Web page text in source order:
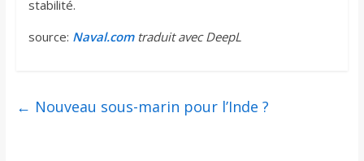
stabilité.
source: Naval.comtraduit avec DeepL
← Nouveau sous-marin pour l’Inde ?